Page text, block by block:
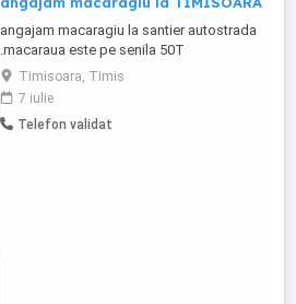
angajam macaragiu la santier autostrada
.macaraua este pe senila 50T
Timisoara, Timis
7 iulie
Telefon validat